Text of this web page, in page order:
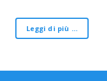
Leggi di più …